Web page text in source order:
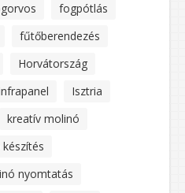
fogpótlás
fűtőberendezés
Horvátország
Isztria
kreatív molinó
nyomtatás